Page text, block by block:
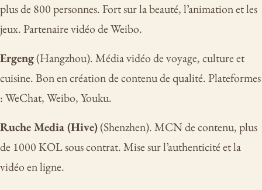
plus de 800 personnes. Fort sur la beauté, l’animation et les
jeux. Partenaire vidéo de Weibo.
Ergeng(Hangzhou). Média vidéo de voyage, culture et
cuisine. Bon en création de contenu de qualité. Plateformes
: WeChat, Weibo, Youku.
Ruche Media (Hive)(Shenzhen). MCN de contenu, plus
de 1000 KOL sous contrat. Mise sur l’authenticité et la
vidéo en ligne.